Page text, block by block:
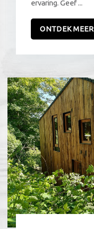
ervaring. Geef ...
ONTDEK MEER